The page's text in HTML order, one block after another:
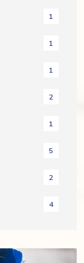
1
1
1
2
1
5
2
4